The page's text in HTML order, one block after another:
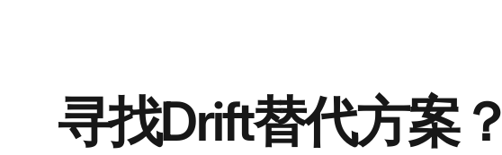
寻找Drift替代方案？